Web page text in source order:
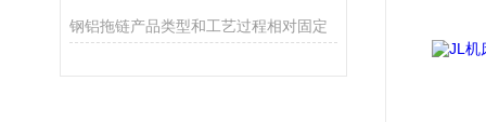
钢铝拖链产品类型和工艺过程相对固定